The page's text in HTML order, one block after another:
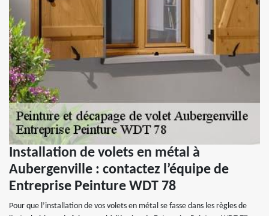
Installation de volets en métal à
Aubergenville : contactez l’équipe de
Entreprise Peinture WDT 78
Pour que l’installation de vos volets en métal se fasse dans les règles de